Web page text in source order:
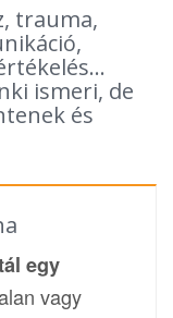
trauma,
ismeri, de
és
egy
vagy